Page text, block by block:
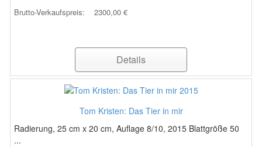
Brutto-Verkaufspreis: 2300,00 €
Details
Tom Kristen: Das Tier in mir
Radierung, 25 cm x 20 cm, Auflage 8/10, 2015 Blattgröße 50
...